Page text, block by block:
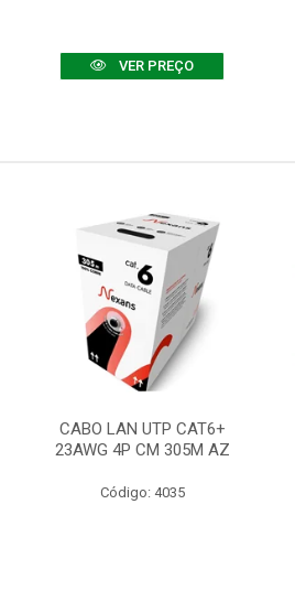
VER PREÇO
CABO LAN UTP CAT6+
23AWG 4P CM 305M AZ
Código: 4035